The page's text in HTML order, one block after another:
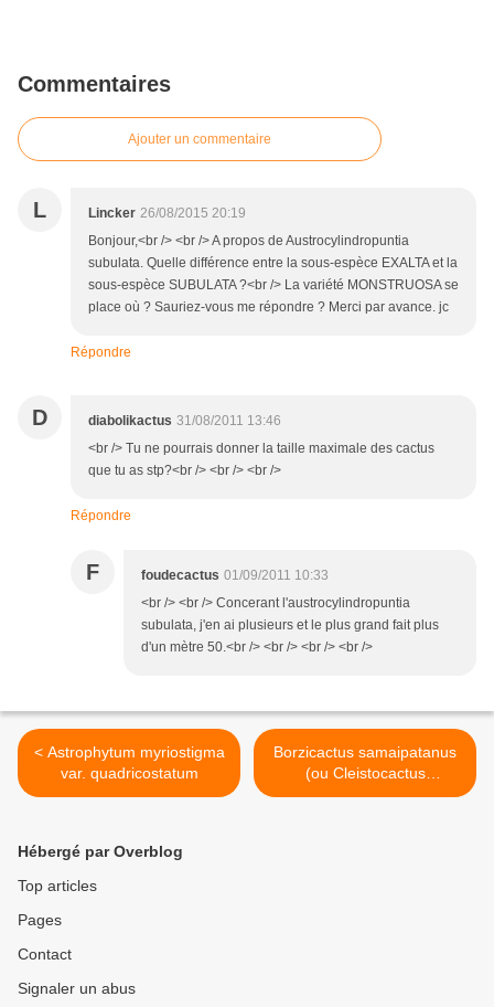
Commentaires
Ajouter un commentaire
L Lincker 26/08/2015 20:19
Bonjour,<br /> <br /> A propos de Austrocylindropuntia
subulata. Quelle différence entre la sous-espèce EXALTA et la
sous-espèce SUBULATA ?<br /> La variété MONSTRUOSA se
place où ? Sauriez-vous me répondre ? Merci par avance. jc
Répondre
D diabolikactus 31/08/2011 13:46
<br /> Tu ne pourrais donner la taille maximale des cactus
que tu as stp?<br /> <br /> <br />
Répondre
F foudecactus 01/09/2011 10:33
<br /> <br /> Concerant l'austrocylindropuntia
subulata, j'en ai plusieurs et le plus grand fait plus
d'un mètre 50.<br /> <br /> <br /> <br />
< Astrophytum myriostigma
var. quadricostatum
Borzicactus samaipatanus
(ou Cleistocactus
samaipatanus) >
Hébergé par Overblog
Top articles
Pages
Contact
Signaler un abus